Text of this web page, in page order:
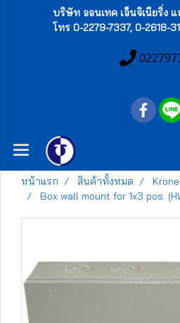
บริษัท ออนเทค เอ็นจิเนียริ่ง
โทร 0-2279-7337, 0-2618-
หน้าแรก สินค้าทั้งหมด Krone
Box wall mount for 1x3 pos.